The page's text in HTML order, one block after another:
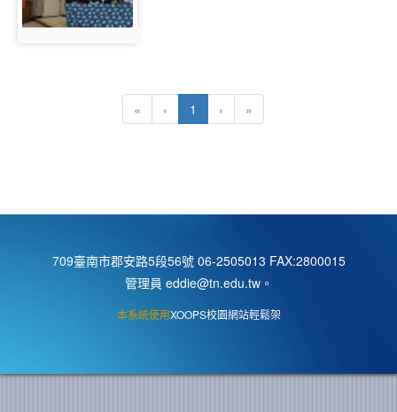
« ‹ 1 (目前頁次)
› »
709臺南市郡安路5段56號 06-2505013 FAX:2800015
管理員 eddie@tn.edu.tw。
本系統使用XOOPS校園網站輕鬆架